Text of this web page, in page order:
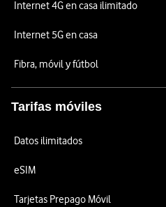
Internet 4G en casa ilimitado
Internet 5G en casa
Fibra, móvil y fútbol
Tarifas móviles
Datos ilimitados
eSIM
Tarjetas Prepago Móvil